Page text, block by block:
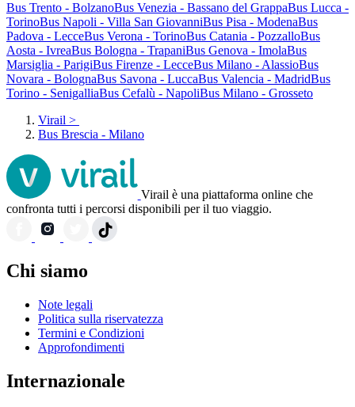
Bus Trento - BolzanoBus Venezia - Bassano del GrappaBus Lucca -
TorinoBus Napoli - Villa San GiovanniBus Pisa - ModenaBus
Padova - LecceBus Verona - TorinoBus Catania - PozzalloBus
Aosta - IvreaBus Bologna - TrapaniBus Genova - ImolaBus
Marsiglia - ParigiBus Firenze - LecceBus Milano - AlassioBus
Novara - BolognaBus Savona - LuccaBus Valencia - MadridBus
Torino - SenigalliaBus Cefalù - NapoliBus Milano - Grosseto
Virail >
Bus Brescia - Milano
Virail è una piattaforma online che
confronta tutti i percorsi disponibili per il tuo viaggio.
Chi siamo
Note legali
Politica sulla riservatezza
Termini e Condizioni
Approfondimenti
Internazionale